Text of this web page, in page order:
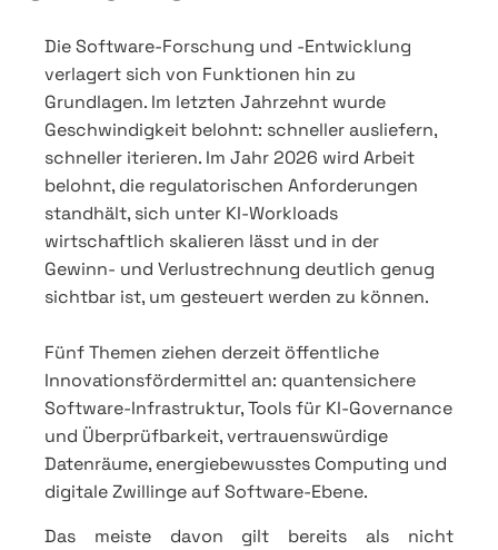
Die Software-Forschung und -Entwicklung
verlagert sich von Funktionen hin zu
Grundlagen. Im letzten Jahrzehnt wurde
Geschwindigkeit belohnt: schneller ausliefern,
schneller iterieren. Im Jahr 2026 wird Arbeit
belohnt, die regulatorischen Anforderungen
standhält, sich unter KI-Workloads
wirtschaftlich skalieren lässt und in der
Gewinn- und Verlustrechnung deutlich genug
sichtbar ist, um gesteuert werden zu können.
Fünf Themen ziehen derzeit öffentliche
Innovationsfördermittel an: quantensichere
Software-Infrastruktur, Tools für KI-Governance
und Überprüfbarkeit, vertrauenswürdige
Datenräume, energiebewusstes Computing und
digitale Zwillinge auf Software-Ebene.
Das meiste davon gilt bereits als nicht